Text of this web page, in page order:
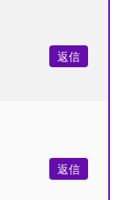
返信
返信